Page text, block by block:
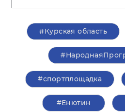
#Курская область
#спортплощадка
#Енютин